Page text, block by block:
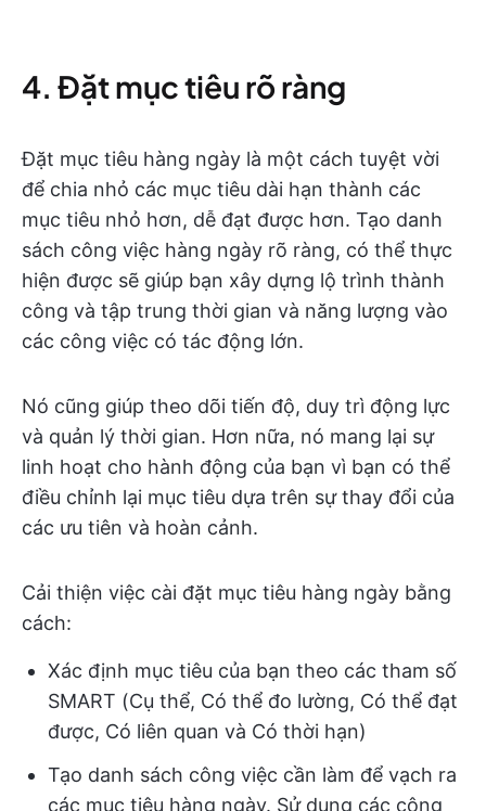
4. Đặt mục tiêu rõ ràng
Đặt mục tiêu hàng ngày là một cách tuyệt vời
để chia nhỏ các mục tiêu dài hạn thành các
mục tiêu nhỏ hơn, dễ đạt được hơn. Tạo danh
sách công việc hàng ngày rõ ràng, có thể thực
hiện được sẽ giúp bạn xây dựng lộ trình thành
công và tập trung thời gian và năng lượng vào
các công việc có tác động lớn.
Nó cũng giúp theo dõi tiến độ, duy trì động lực
và quản lý thời gian. Hơn nữa, nó mang lại sự
linh hoạt cho hành động của bạn vì bạn có thể
điều chỉnh lại mục tiêu dựa trên sự thay đổi của
các ưu tiên và hoàn cảnh.
Cải thiện việc cài đặt mục tiêu hàng ngày bằng
cách:
Xác định mục tiêu của bạn theo các tham số
SMART (Cụ thể, Có thể đo lường, Có thể đạt
được, Có liên quan và Có thời hạn)
Tạo danh sách công việc cần làm để vạch ra
các mục tiêu hàng ngày. Sử dụng các công